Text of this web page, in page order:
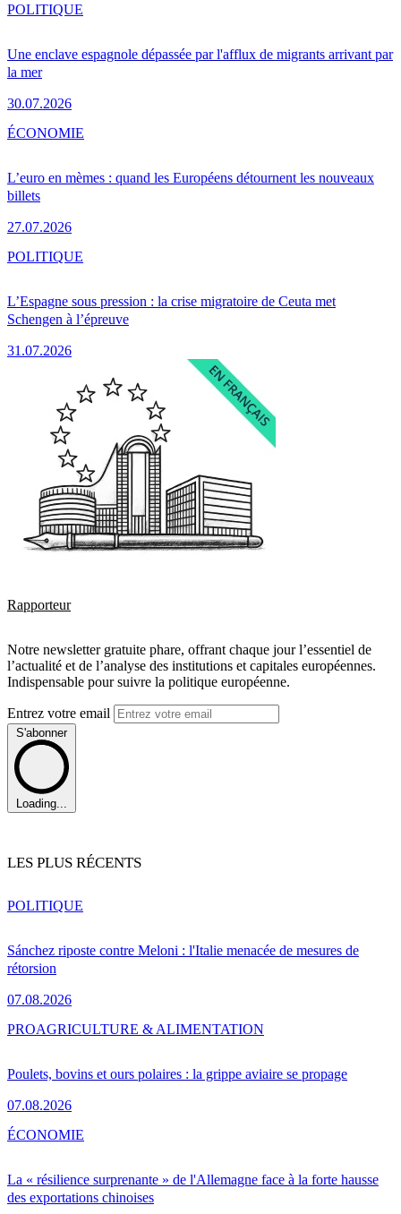
Une enclave espagnole dépassée par l'afflux de migrants arrivant par
la mer
30.07.2026
POLITIQUE
L’euro en mèmes : quand les Européens détournent les nouveaux
billets
27.07.2026
ÉCONOMIE
L’Espagne sous pression : la crise migratoire de Ceuta met
Schengen à l’épreuve
31.07.2026
POLITIQUE
Rapporteur
Notre newsletter gratuite phare, offrant chaque jour l’essentiel de
l’actualité et de l’analyse des institutions et capitales européennes.
Indispensable pour suivre la politique européenne.
Entrez votre email
S'abonner
Loading...
LES PLUS RÉCENTS
Sánchez riposte contre Meloni : l'Italie menacée de mesures de
rétorsion
07.08.2026
POLITIQUE
Poulets, bovins et ours polaires : la grippe aviaire se propage
07.08.2026
PROAGRICULTURE & ALIMENTATION
La « résilience surprenante » de l'Allemagne face à la forte hausse
des exportations chinoises
ÉCONOMIE